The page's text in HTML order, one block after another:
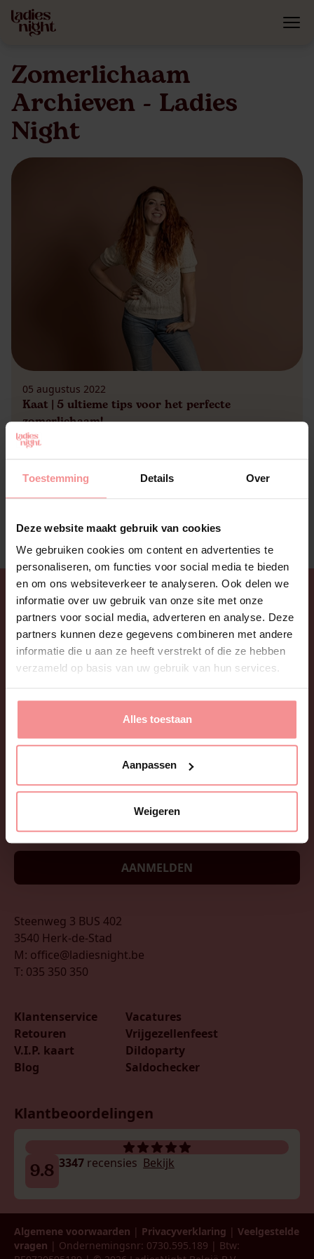
Toestemming Details Over
Deze website maakt gebruik van cookies
We gebruiken cookies om content en advertenties te
personaliseren, om functies voor social media te bieden
en om ons websiteverkeer te analyseren. Ook delen we
informatie over uw gebruik van onze site met onze
partners voor social media, adverteren en analyse. Deze
partners kunnen deze gegevens combineren met andere
informatie die u aan ze heeft verstrekt of die ze hebben
verzameld op basis van uw gebruik van hun services.
Alles toestaan
Aanpassen
Weigeren
Zomerlichaam
Archieven - Ladies
Night
05 augustus 2022
Kaat | 5 ultieme tips voor het perfecte
zomerlichaam!
Zonne-energie Het is zomer, en dat zullen we
geweten hebben! Wat een tropische
temperaturen. Zalig. Ik klaar steeds helemaal op
van wat zonneschijn en ik zie om mij heen dat ik
wij mensen functioneren op zonne-energie. Toch
merk ik dat de zomer ook voor veel vrouwen vaak
[…]
Wil je onze nieuwsbrief ontvangen? Leuke tips, tricks,
sexfacts en updates? Afmelden is net zo eenvoudig
AANMELDEN
Steenweg 3 BUS 402
3540 Herk-de-Stad
M: office@ladiesnight.be
T: 035 350 350
Klantenservice
Retouren
V.I.P. kaart
Blog
Vacatures
Vrijgezellenfeest
Dildoparty
Saldochecker
Klantbeoordelingen
9.8 3347 recensies Bekijk
Algemene voorwaarden | Privacyverklaring | Veelgestelde
vragen | Ondernemingsnr: 0730.595.189 | Btw: